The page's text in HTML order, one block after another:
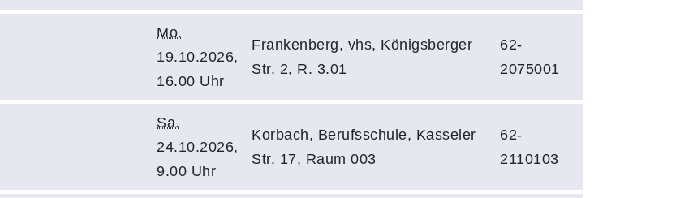
Mo.
19.10.2026,
16.00 Uhr
Frankenberg, vhs, Königsberger
Str. 2, R. 3.01
62-
2075001
Sa.
24.10.2026,
9.00 Uhr
Korbach, Berufsschule, Kasseler
Str. 17, Raum 003
62-
2110103